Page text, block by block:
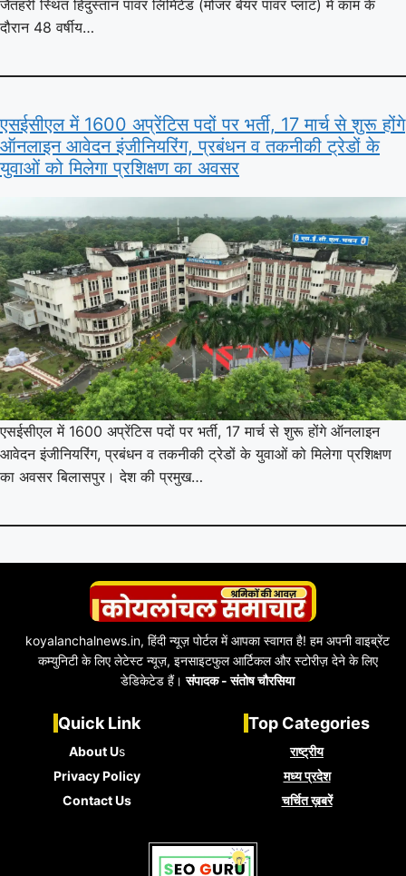
जैतहरी स्थित हिंदुस्तान पावर लिमिटेड (मोजर बेयर पावर प्लांट) में काम के
दौरान 48 वर्षीय…
एसईसीएल में 1600 अप्रेंटिस पदों पर भर्ती, 17 मार्च से शुरू होंगे
ऑनलाइन आवेदन इंजीनियरिंग, प्रबंधन व तकनीकी ट्रेडों के
युवाओं को मिलेगा प्रशिक्षण का अवसर
एसईसीएल में 1600 अप्रेंटिस पदों पर भर्ती, 17 मार्च से शुरू होंगे ऑनलाइन
आवेदन इंजीनियरिंग, प्रबंधन व तकनीकी ट्रेडों के युवाओं को मिलेगा प्रशिक्षण
का अवसर बिलासपुर। देश की प्रमुख…
koyalanchalnews.in, हिंदी न्यूज़ पोर्टल में आपका स्वागत है! हम अपनी वाइब्रेंट
कम्युनिटी के लिए लेटेस्ट न्यूज़, इनसाइटफुल आर्टिकल और स्टोरीज़ देने के लिए
डेडिकेटेड हैं।संपादक - संतोष चौरसिया
Quick Link
About Us
Privacy Policy
Contact Us
Top Categories
राष्ट्रीय
मध्य प्रदेश
चर्चित ख़बरें